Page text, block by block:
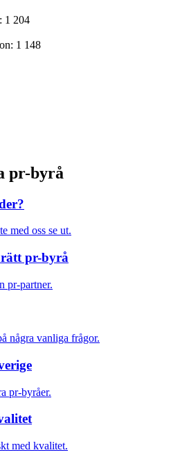
1 204
1 148
pr-byrå
med oss se ut.
pr-byrå
pr-partner.
några vanliga frågor.
pr-byråer.
med kvalitet.